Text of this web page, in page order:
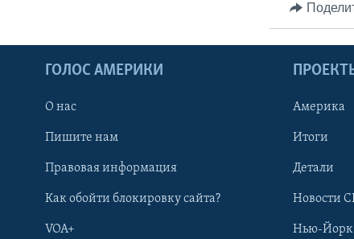
ГОЛОС АМЕРИКИ
О нас
Пишите нам
Правовая информация
Как обойти блокировку сайта?
VOA+
Америка
Итоги
Детали
Новости
Нью-Йорк